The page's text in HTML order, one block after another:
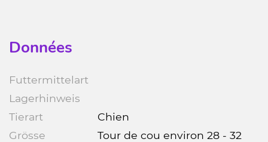
Données
Futtermittelart
Lagerhinweis
Tierart
Chien
Grösse
Tour de cou environ 28 - 32